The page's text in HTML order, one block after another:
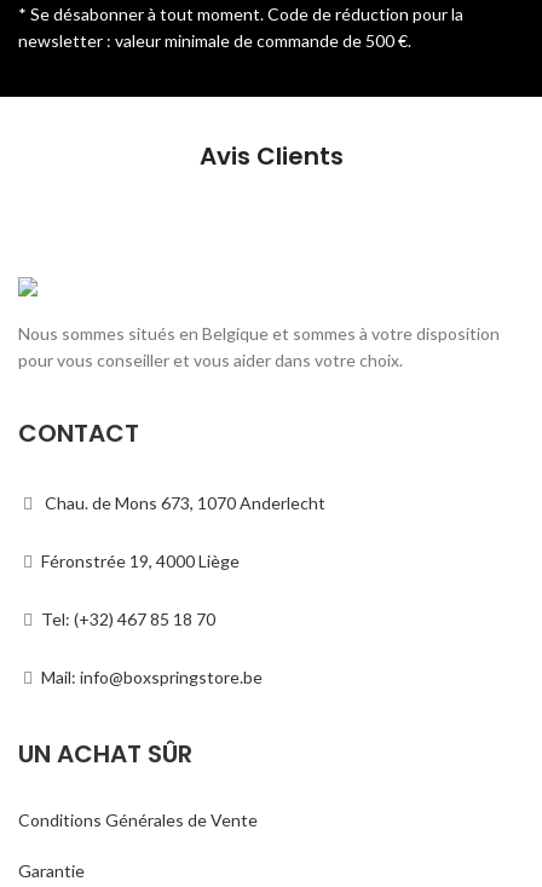
* Se désabonner à tout moment. Code de réduction pour la
newsletter : valeur minimale de commande de 500 €.
Avis Clients
Nous sommes situés en Belgique et sommes à votre disposition
pour vous conseiller et vous aider dans votre choix.
CONTACT
Chau. de Mons 673, 1070 Anderlecht
Féronstrée 19, 4000 Liège
Tel: (+32) 467 85 18 70
Mail: info@boxspringstore.be
UN ACHAT SÛR
Conditions Générales de Vente
Garantie